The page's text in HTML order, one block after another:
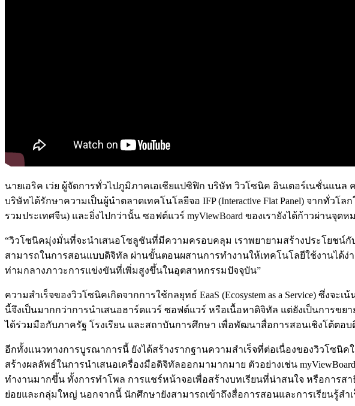
นายเอริค เว่ย ผู้จัดการทั่วไปภูมิภาคเอเชียแปซิฟิก บริษัท วิวโซนิค อินเตอร์เนชั่นแน
บริษัทได้รักษาความเป็นผู้นำตลาดเทคโนโลยีจอ IFP (Interactive Flat Panel) จากทั่ว
รวมประเทศจีน) และยิ่งไปกว่านั้น ซอฟต์แวร์ myViewBoard ของเรายังได้ก้าวผ่านจุ
“วิวโซนิคมุ่งมั่นที่จะนำเสนอโซลูชันที่มีความครอบคลุม เราพยายามสร้างประโยชน์กั
สามารถในการสอนแบบดิจิทัล ผ่านขั้นตอนผสานการทำงานให้เทคโนโลยีใช้งานไ
ท่ามกลางภาวะการแข่งขันที่เพิ่มสูงขึ้นในอุตสาหกรรมปัจจุบัน”
ความสำเร็จของวิวโซนิคเกิดจากการใช้กลยุทธ์ EaaS (Ecosystem as a Service) ซึ่
นี้จึงเป็นมากกว่าการนำเสนอฮาร์ดแวร์ ซอฟต์แวร์ หรือเนื้อหาดิจิทัล แต่ยังเป็นการข
ได้ร่วมมือกับภาครัฐ โรงเรียน และสถาบันการศึกษา เพื่อพัฒนาสื่อการสอนเชิงโต้ต
อีกทั้งแนวทางการบูรณาการนี้ ยังได้สร้างรากฐานความสำเร็จที่ต่อเนื่องของวิวโซนิ
สร้างผลลัพธ์ในการนำเสนอเครื่องมือดิจิทัลออกมามากมาย ตัวอย่างเช่น
ทำงานมากขึ้น ทั้งการทำโพล การแชร์หน้าจอเพื่อสร้างบทเรียนที่น่าสนใจ หรือการ
ย่อยและกลุ่มใหญ่ นอกจากนี้ นักศึกษายังสามารถเข้าถึงสื่อการสอนและการเรียนรู้สำเ